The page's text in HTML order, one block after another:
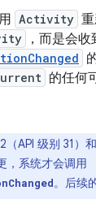
Activity
，而是会收
的任何
API 级别 31）
，系统才会调用
。后续